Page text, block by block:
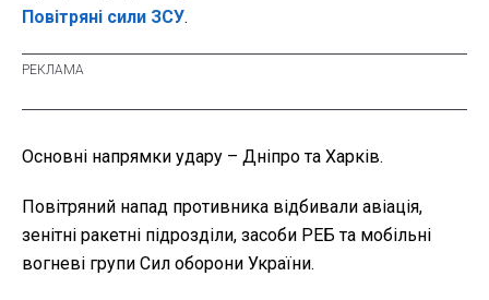
Повітряні сили ЗСУ.
Основні напрямки удару – Дніпро та Харків.
Повітряний напад противника відбивали авіація,
зенітні ракетні підрозділи, засоби РЕБ та мобільні
вогневі групи Сил оборони України.